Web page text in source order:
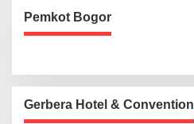
Pemkot Bogor
Gerbera Hotel & Convention